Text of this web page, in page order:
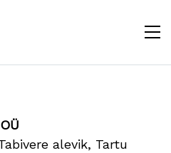
alevik, Tartu